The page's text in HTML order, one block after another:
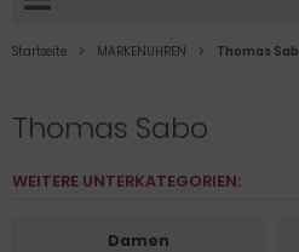
Startseite MARKENUHREN Thomas
Thomas Sabo
WEITERE UNTERKATEGORIEN:
Damen